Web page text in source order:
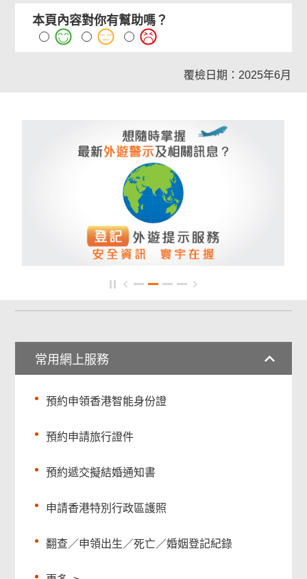
本頁內容對你有幫助嗎？
覆檢日期：2025年6月
常用網上服務
預約申領香港智能身份證
預約申請旅行證件
預約遞交擬結婚通知書
申請香港特別行政區護照
翻查／申領出生／死亡／婚姻登記紀錄